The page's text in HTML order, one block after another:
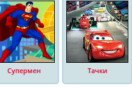
Супермен Тачки